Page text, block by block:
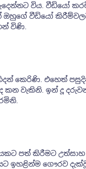
විය. වීඩියෝ
ඔහුගේ වීඩියෝ
විණි.
කෙරිණි. එහෙත්
කන වැකිනි. ඉන් දූ
පත් කිරීමට උත්සාහ
ඉහළින්ම ගෞරව